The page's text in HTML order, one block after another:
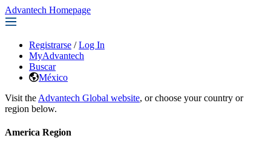
Advantech Homepage
Registrarse / Log In
MyAdvantech
Buscar
México
Visit the Advantech Global website, or choose your country or
region below.
America Region